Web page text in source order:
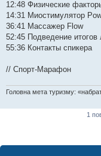
12:48 Физические
14:31 Миостимулятор
36:41 Массажер Flow
52:45 Подведение итогов
55:36 Контакты спикера
// Спорт-Марафон
Головна мета туризму:
1